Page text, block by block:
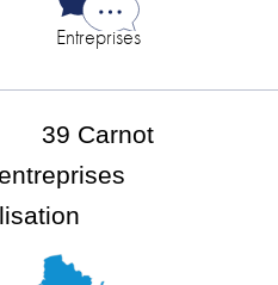
Entreprises
39 Carnot